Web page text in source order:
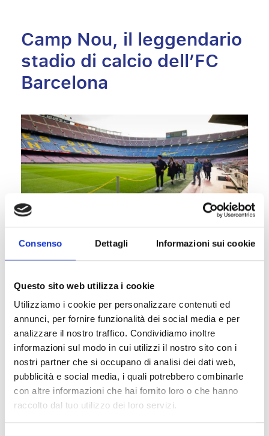
Consenso Dettagli Informazioni sui cookie
Questo sito web utilizza i cookie
Utilizziamo i cookie per personalizzare contenuti ed
annunci, per fornire funzionalità dei social media e per
analizzare il nostro traffico. Condividiamo inoltre
informazioni sul modo in cui utilizzi il nostro sito con i
nostri partner che si occupano di analisi dei dati web,
pubblicità e social media, i quali potrebbero combinarle
con altre informazioni che hai fornito loro o che hanno
raccolto dal tuo utilizzo dei loro servizi.
Camp Nou, il leggendario
stadio di calcio dell’FC
Barcelona
L’FC Barcelona gioca tutte le partite casalinghe nel
tempio del calcio, il Camp Nou. Lo stadio ha
attualmente una capacità di 99.354 spettatori ed è
sta espandendo a 105.000 posti, con tutte le
tribune coperte. Anche il museo del Camp Nou è in
fase di ristrutturazione.
Se vai ad assistere a una partita dell’FC Barcelona,
rimarrai piacevolmente sorpreso da quanto sia
amichevole l’atmosfera. Assistere ad una partita di
calcio a Barcellona è una vera occasione di
famiglia.